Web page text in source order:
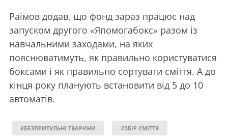
Раімов додав, що фонд зараз працює над
запуском другого «Япомогабокс» разом із
навчальними заходами, на яких
пояснюватимуть, як правильно користуватися
боксами і як правильно сортувати сміття. А до
кінця року планують встановити від 5 до 10
автоматів.
#БЕЗПРИТУЛЬНІ ТВАРИНИ #ЗБІР СМІТТЯ